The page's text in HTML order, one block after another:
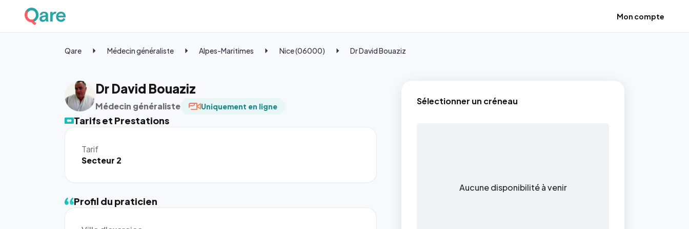
Mon compte
Qare Médecin généraliste Alpes-Maritimes Nice (06000) Dr David Bouaziz
Dr David Bouaziz
Médecin généraliste Uniquement en ligne
Tarifs et Prestations
Tarif
Secteur 2
Sélectionner un créneau
Aucune disponibilité à venir
Profil du praticien